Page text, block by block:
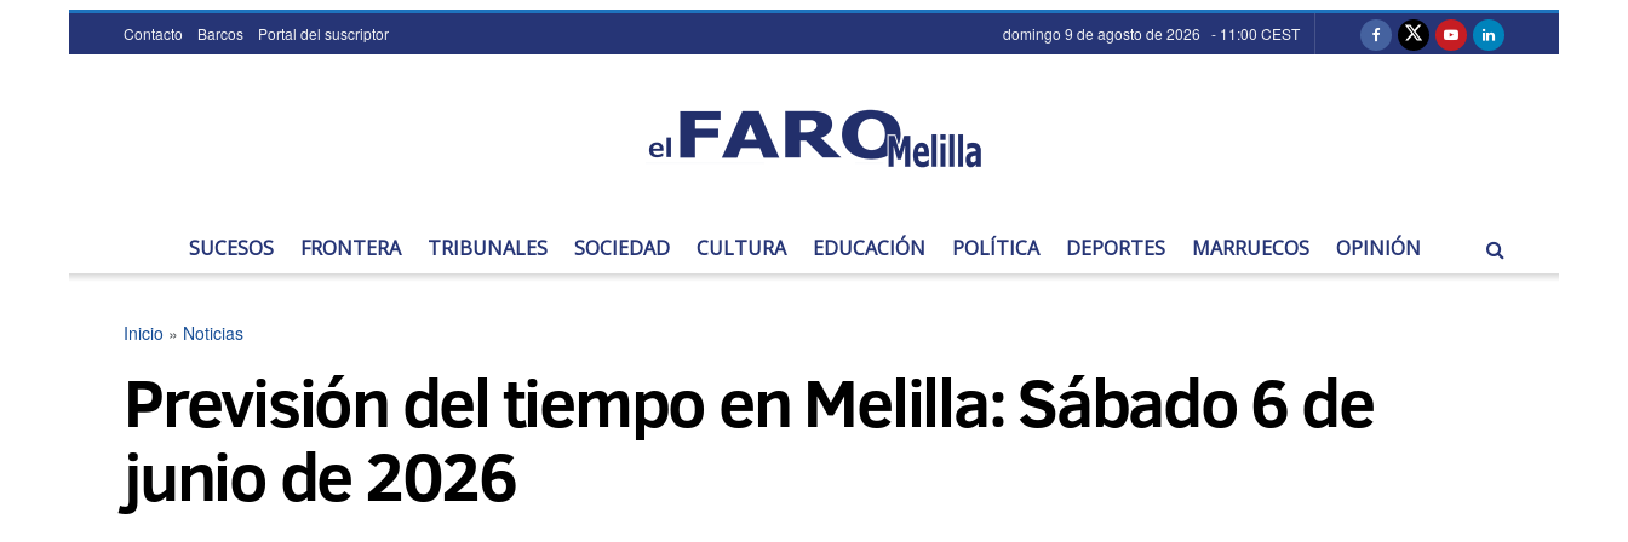
Contacto Barcos Portal del suscriptor domingo 9 de agosto de 2026 - 11:00 CEST
SUCESOS FRONTERA TRIBUNALES SOCIEDAD CULTURA EDUCACIÓN POLÍTICA DEPORTES MARRUECOS OPINIÓN
Inicio » Noticias
Previsión del tiempo en Melilla: Sábado 6 de
junio de 2026